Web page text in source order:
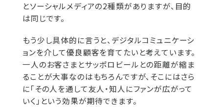
とソーシャルメディアの2種類がありますが、目的
は同じです。
もう少し具体的に言うと、デジタルコミュニケーシ
ョンを介して優良顧客を育てたいと考えています。
一人のお客さまとサッポロビールとの距離が縮ま
ることが大事なのはもちろんですが、そこにはさら
に「その人を通して友人・知人にファンが広がって
いく」という効果が期待できます。